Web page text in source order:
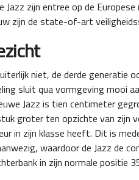
Jazz zijn entree op de
zijn de state-of-art
niet, de derde generatie
sluit qua vormgeving mooi
Jazz is tien centimeter
groter ten opzichte van zijn
zijn klasse heeft. Dit is
waardoor de Jazz de
in zijn normale positie